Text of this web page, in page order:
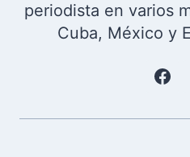
periodista en varios
Cuba, México y